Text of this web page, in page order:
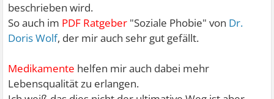
beschrieben wird.
So auch im PDF Ratgeber "Soziale Phobie" von Dr.
Doris Wolf, der mir auch sehr gut gefällt.
Medikamente helfen mir auch dabei mehr
Lebensqualität zu erlangen.